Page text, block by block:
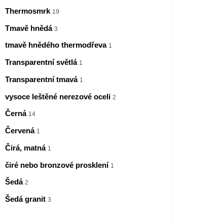
Thermosmrk 19
Tmavě hnědá 3
tmavě hnědého thermodřeva 1
Transparentní světlá 1
Transparentní tmavá 1
vysoce leštěné nerezové oceli 2
Černá 14
Červená 1
Čirá, matná 1
čiré nebo bronzové prosklení 1
Šedá 2
Šedá granit 3